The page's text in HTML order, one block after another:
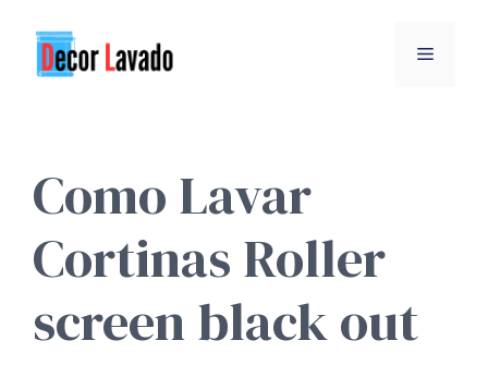
contenido
MENÚ
Como Lavar
Cortinas Roller
screen black out